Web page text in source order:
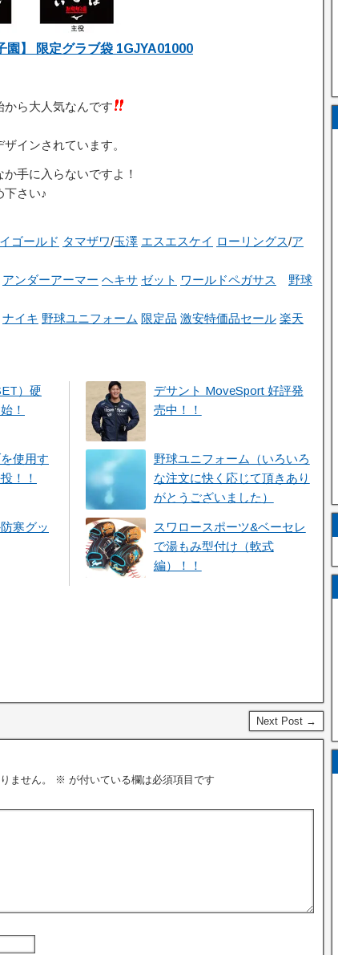
園】 限定グラブ袋 1GJYA01000
から大人気なんです
インされています。
手に入らないですよ！
下さい♪
ゴールド タマザワ/玉澤 エスエスケイ ローリングス/ア
アンダーアーマー ヘキサ ゼット ワールドペガサス
野球
ナイキ 野球ユニフォーム 限定品 激安特価品セール 楽天
）硬
！
使用す
！！
寒グッ
デサント MoveSport 好評発
売中！！
野球ユニフォーム（いろいろ
な注文に快く応じて頂きあり
がとうございました）
スワロースポーツ&ベーセレ
で湯もみ型付け（軟式
編）！！
Next Post →
ません。 ※ が付いている欄は必須項目です